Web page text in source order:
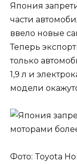
Япония
части
ввело новые
Теперь
только
1,9 л и
модели
Фото: Toyota